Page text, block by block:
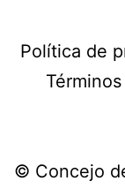
Política de
© Concejo